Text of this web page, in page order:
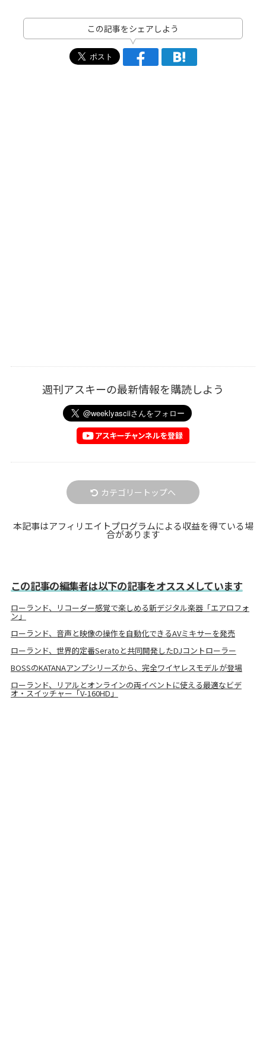
この記事をシェアしよう
週刊アスキーの最新情報を購読しよう
カテゴリートップへ
本記事はアフィリエイトプログラムによる収益を得ている場
合があります
この記事の編集者は以下の記事をオススメしています
ローランド、リコーダー感覚で楽しめる新デジタル楽器「エアロフォ
ン」
ローランド、音声と映像の操作を自動化できるAVミキサーを発売
ローランド、世界的定番Seratoと共同開発したDJコントローラー
BOSSのKATANAアンプシリーズから、完全ワイヤレスモデルが登場
ローランド、リアルとオンラインの両イベントに使える最適なビデ
オ・スイッチャー「V-160HD」